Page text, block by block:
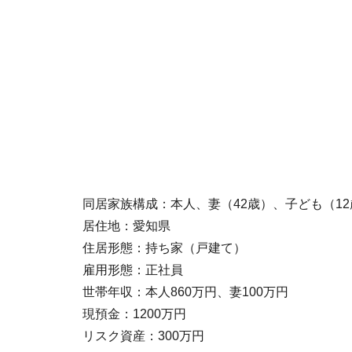
同居家族構成：本人、妻（42歳）、子ども（12
居住地：愛知県
住居形態：持ち家（戸建て）
雇用形態：正社員
世帯年収：本人860万円、妻100万円
現預金：1200万円
リスク資産：300万円